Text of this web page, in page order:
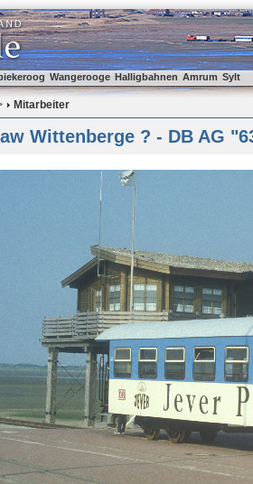
Wangerooge Halligbahnen Amrum Sylt
Mitarbeiter
Wittenberge ? - DB AG